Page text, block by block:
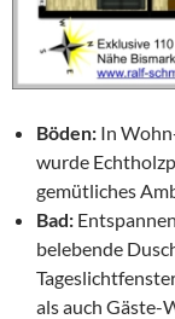
Böden: In
wurde
gemütliches
Bad:
belebende
als auch Gäste-